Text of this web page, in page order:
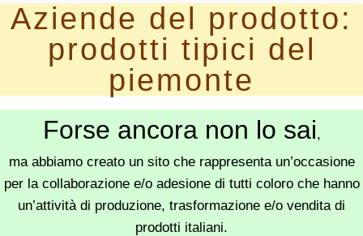
Aziende del prodotto:
prodotti tipici del
piemonte
Forse ancora non lo sai,
ma abbiamo creato un sito che rappresenta un’occasione
per la collaborazione e/o adesione di tutti coloro che hanno
un’attività di produzione, trasformazione e/o vendita di
prodotti italiani.